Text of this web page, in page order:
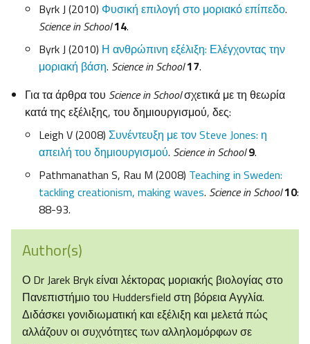
Byrk J (2010) Φυσική επιλογή στο μοριακό επίπεδο.
Science in School14.
Byrk J (2010) Η ανθρώπινη εξέλιξη: Ελέγχοντας την
μοριακή βάση. Science in School17.
Για τα άρθρα του Science in Schoolσχετικά με τη θεωρία
κατά της εξέλιξης, του δημιουργισμού, δες:
Leigh V (2008) Συνέντευξη με τον Steve Jones: η
απειλή του δημιουργισμού. Science in School9.
Pathmanathan S, Rau M (2008) Teaching in Sweden:
tackling creationism, making waves. Science in School10:
88-93.
Author(s)
Ο Dr Jarek Bryk είναι λέκτορας μοριακής βιολογίας στο
Πανεπιστήμιο του Huddersfield στη βόρεια Αγγλία.
Διδάσκει γονιδιωματική και εξέλιξη και μελετά πώς
αλλάζουν οι συχνότητες των αλληλομόρφων σε